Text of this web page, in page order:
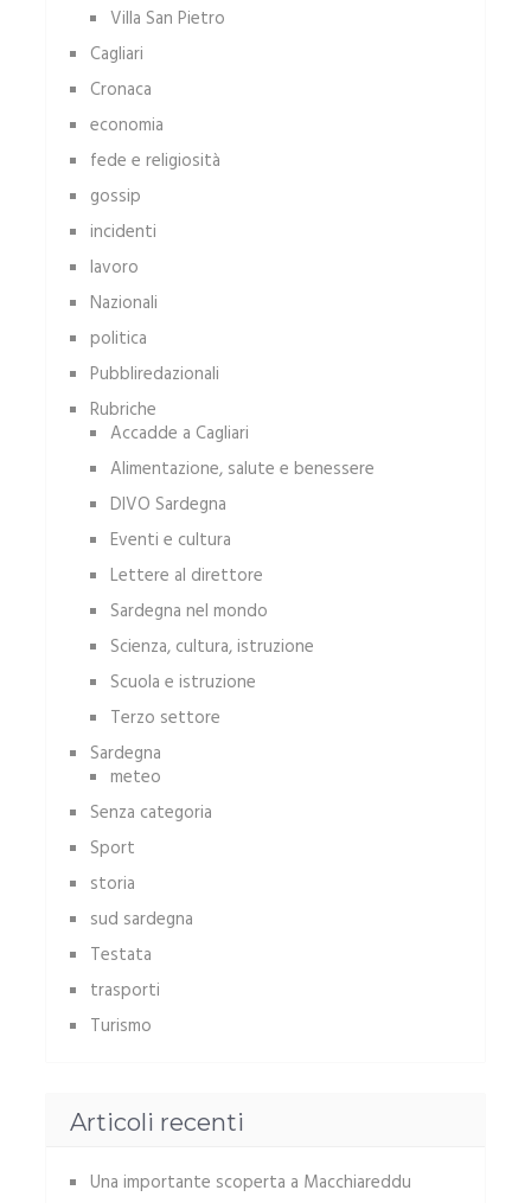
Villa San Pietro
Cagliari
Cronaca
economia
fede e religiosità
gossip
incidenti
lavoro
Nazionali
politica
Pubbliredazionali
Rubriche
Accadde a Cagliari
Alimentazione, salute e benessere
DIVO Sardegna
Eventi e cultura
Lettere al direttore
Sardegna nel mondo
Scienza, cultura, istruzione
Scuola e istruzione
Terzo settore
Sardegna
meteo
Senza categoria
Sport
storia
sud sardegna
Testata
trasporti
Turismo
Articoli recenti
Una importante scoperta a Macchiareddu